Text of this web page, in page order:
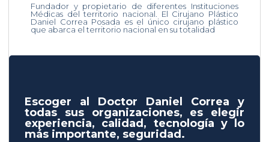
Fundador y propietario de diferentes Instituciones
Médicas del territorio nacional. El Cirujano Plástico
Daniel Correa Posada es el único cirujano plástico
que abarca el territorio nacional en su totalidad
Escoger al Doctor Daniel Correa y
todas sus organizaciones, es elegir
experiencia, calidad, tecnología y lo
más importante, seguridad.